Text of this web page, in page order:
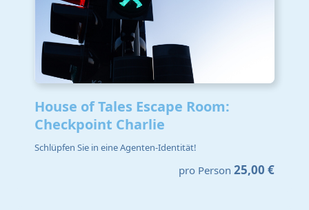
House of Tales Escape Room:
Checkpoint Charlie
Schlüpfen Sie in eine Agenten-Identität!
pro Person 25,00 €